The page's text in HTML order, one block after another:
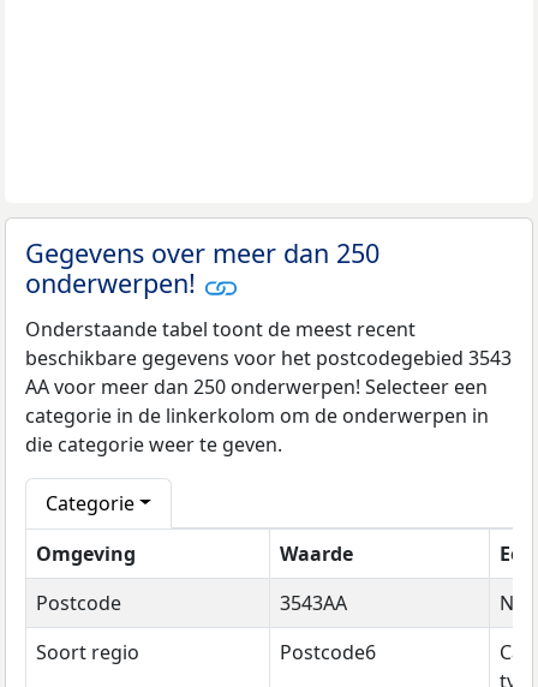
Gegevens over meer dan 250
onderwerpen!
Onderstaande tabel toont de meest recent
beschikbare gegevens voor het postcodegebied 3543
AA voor meer dan 250 onderwerpen! Selecteer een
categorie in de linkerkolom om de onderwerpen in
die categorie weer te geven.
Categorie
Omgeving
Waarde
Postcode
3543AA
Soort regio
Postcode6
type